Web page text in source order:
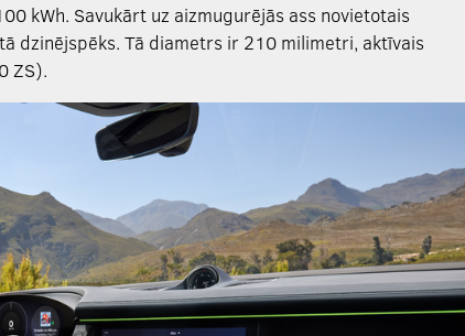
kWh. Savukārt uz aizmugurējās ass novietotais
dzinējspēks. Tā diametrs ir 210 milimetri, aktīvais
ZS).